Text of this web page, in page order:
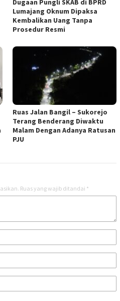
Dugaan Pungli SKAB di BPRD
Lumajang Oknum Dipaksa
Kembalikan Uang Tanpa
Prosedur Resmi
Ruas Jalan Bangil – Sukorejo
Terang Benderang Diwaktu
Malam Dengan Adanya Ratusan
PJU
Ruas yang wajib ditandai *